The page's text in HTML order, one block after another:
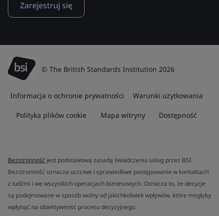
Zarejestruj się
© The British Standards Institution 2026
Informacja o ochronie prywatności Warunki użytkowania
Polityka plików cookie Mapa witryny Dostępność
Bezstronność jest podstawową zasadą świadczenia usług przez BSI.
Bezstronność oznacza uczciwe i sprawiedliwe postępowanie w kontaktach
z ludźmi i we wszystkich operacjach biznesowych. Oznacza to, że decyzje
są podejmowane w sposób wolny od jakichkolwiek wpływów, które mogłyby
wpłynąć na obiektywność procesu decyzyjnego.